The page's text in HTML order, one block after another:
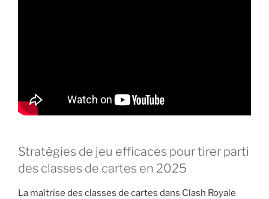
Stratégies de jeu efficaces pour tirer parti
des classes de cartes en 2025
La maîtrise des classes de cartes dans Clash Royale